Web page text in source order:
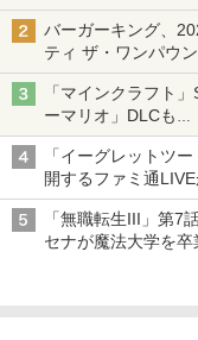
発売から2週間は
バーガーキング、
ティ ザ・ワンパウ
「特製ガーリック
「マインクラフト
ーマリオ」DLCも
Switch版からのア
「イーグレットツ
開するファミ通
シリーズ累計100タ
「無職転生III」第7
セナが魔法大学を卒